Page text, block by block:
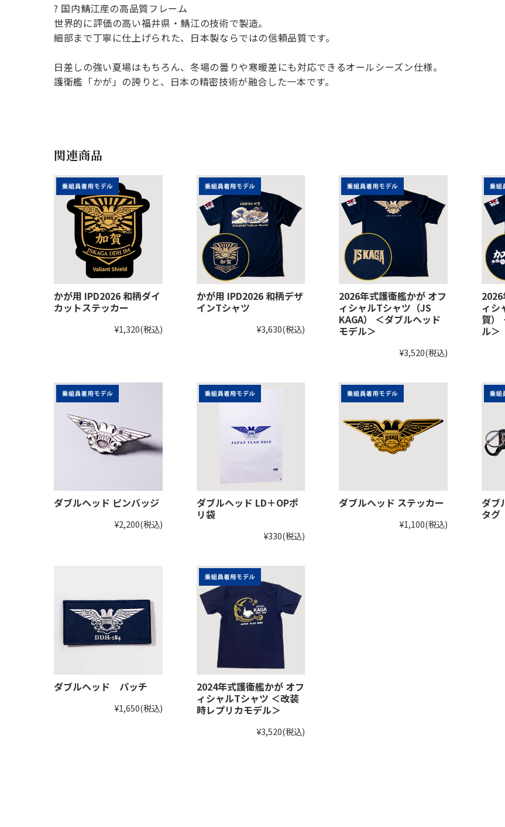
? 国内鯖江産の高品質フレーム
世界的に評価の高い福井県・鯖江の技術で製造。
細部まで丁寧に仕上げられた、日本製ならではの信頼品質です。
日差しの強い夏場はもちろん、冬場の曇りや寒暖差にも対応できるオールシーズン仕様。
護衛艦「かが」の誇りと、日本の精密技術が融合した一本です。
関連商品
かが用 IPD2026 和柄ダイ
カットステッカー
¥1,320(税込)
かが用 IPD2026 和柄デザ
インTシャツ
¥3,630(税込)
2026年式護衛艦かが オフ
ィシャルTシャツ（JS
KAGA） ＜ダブルヘッド
モデル＞
¥3,520(税込)
ィシ
賀）
ル＞
ダブルヘッド ピンバッジ
¥2,200(税込)
ダブルヘッド LD＋OPポ
リ袋
¥330(税込)
ダブルヘッド ステッカー
¥1,100(税込)
ダブ
タグ
ダブルヘッド パッチ
¥1,650(税込)
2024年式護衛艦かが オフ
ィシャルTシャツ ＜改装
時レプリカモデル＞
¥3,520(税込)